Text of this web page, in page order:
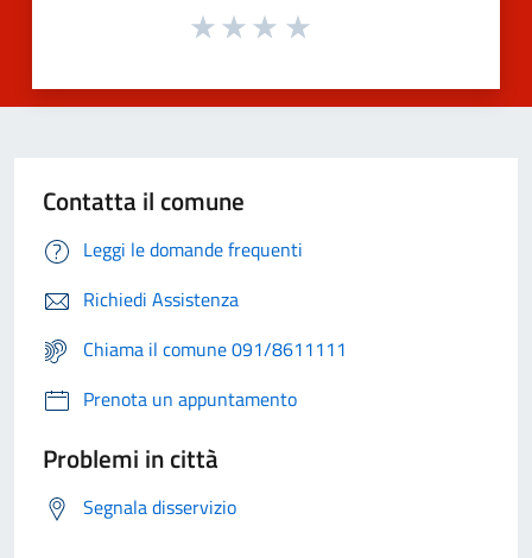
Contatta il comune
Leggi le domande frequenti
Richiedi Assistenza
Chiama il comune 091/8611111
Prenota un appuntamento
Problemi in città
Segnala disservizio